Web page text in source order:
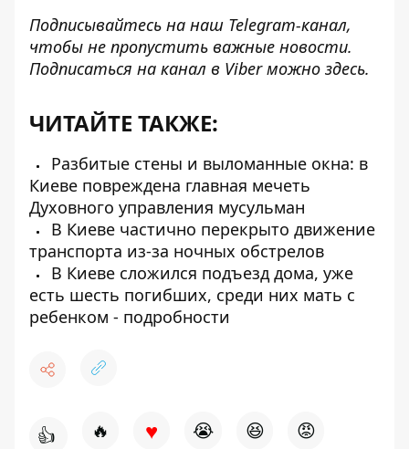
Подписывайтесь на наш Telegram-канал,
чтобы не пропустить важные новости.
Подписаться на канал в Viber можно здесь.
ЧИТАЙТЕ ТАКЖЕ:
Разбитые стены и выломанные окна: в
Киеве повреждена главная мечеть
Духовного управления мусульман
В Киеве частично перекрыто движение
транспорта из-за ночных обстрелов
В Киеве сложился подъезд дома, уже
есть шесть погибших, среди них мать с
ребенком - подробности
👍 🔥 ♥ 😭 😆 😡